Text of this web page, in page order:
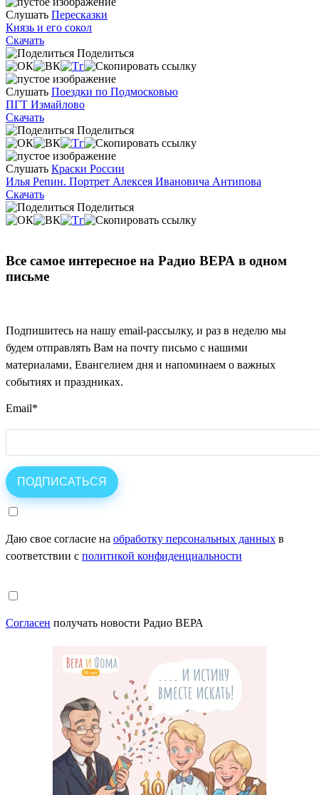
Слушать Пересказки
Князь и его сокол
Скачать
Поделиться
Слушать Поездки по Подмосковью
ПГТ Измайлово
Скачать
Поделиться
Слушать Краски России
Илья Репин. Портрет Алексея Ивановича Антипова
Скачать
Поделиться
Все самое интересное на Радио ВЕРА в одном
письме
Подпишитесь на нашу email-рассылку, и раз в неделю мы
будем отправлять Вам на почту письмо с нашими
материалами, Евангелием дня и напоминаем о важных
событиях и праздниках.
Email*
Даю свое согласие на обработку персональных данных в
соответствии с политикой конфиденциальности
Согласен получать новости Радио ВЕРА